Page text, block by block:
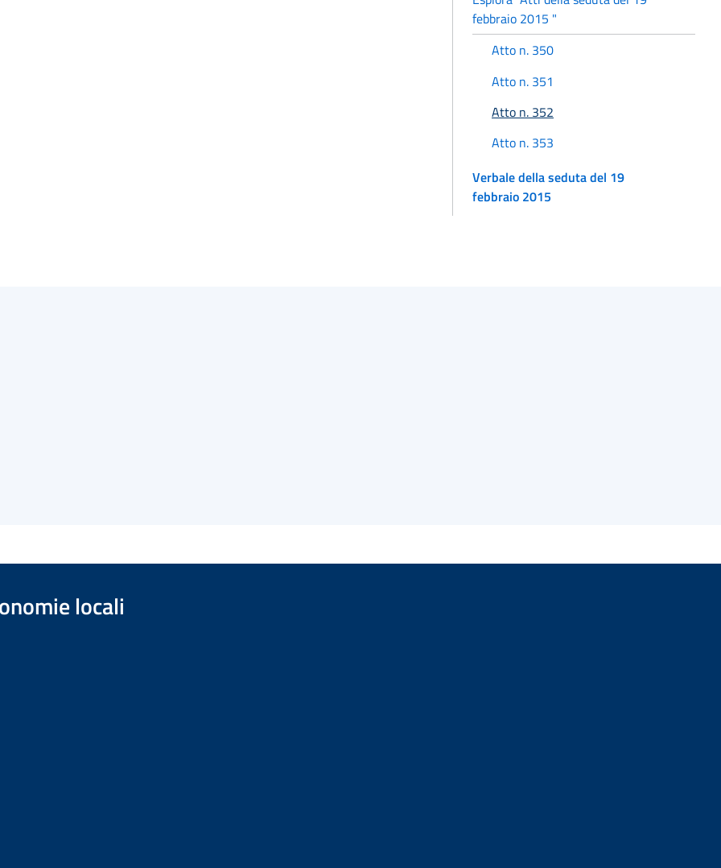
febbraio 2015 "
Atto n. 350
Atto n. 351
Atto n. 352
Atto n. 353
Verbale della seduta del 19
febbraio 2015
locali